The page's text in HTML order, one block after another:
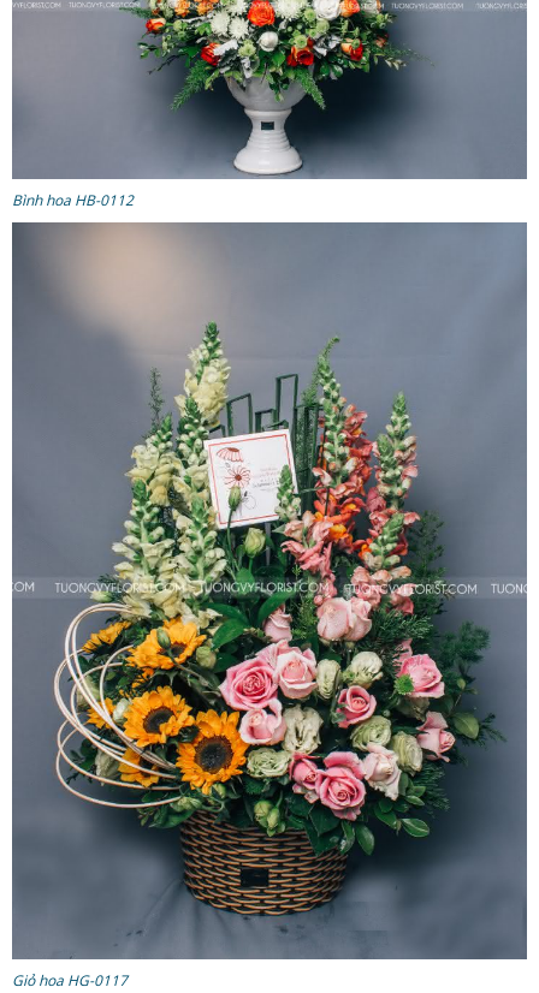
Bình hoa HB-0112
Giỏ hoa HG-0117